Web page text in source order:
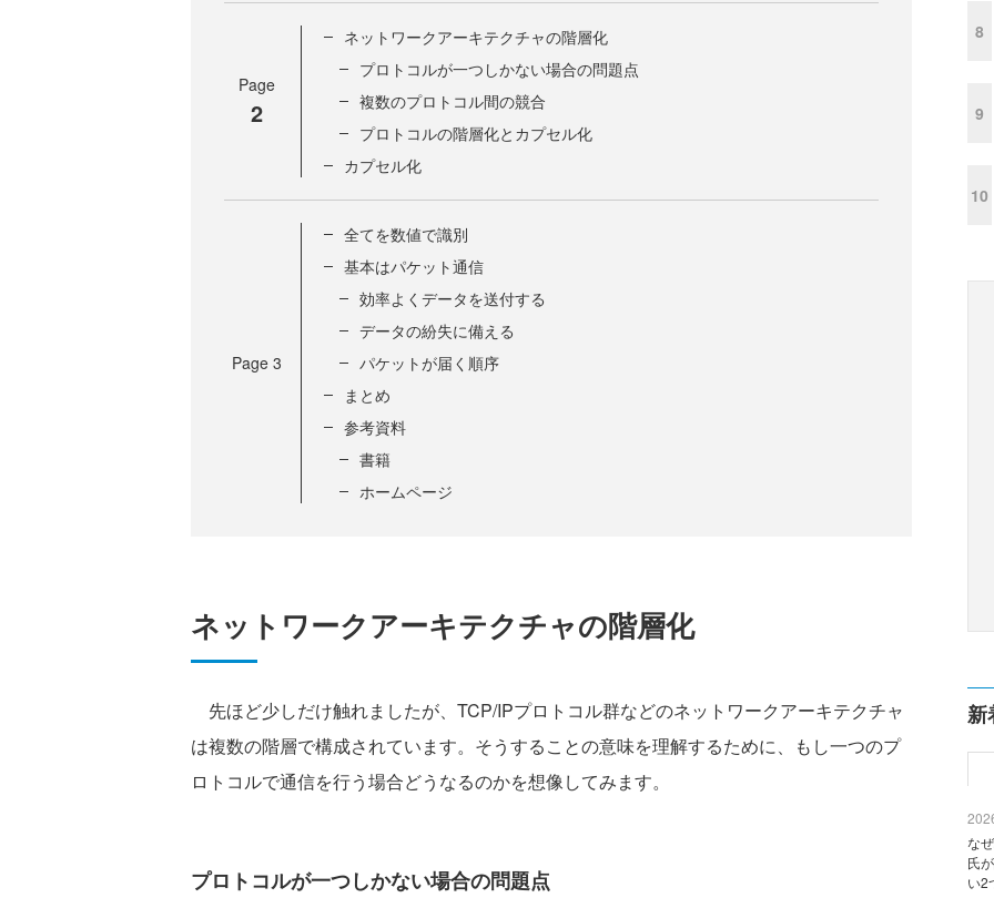
Page
2
ネットワークアーキテクチャの階層化
プロトコルが一つしかない場合の問題点
複数のプロトコル間の競合
プロトコルの階層化とカプセル化
カプセル化
Page 3
全てを数値で識別
基本はパケット通信
効率よくデータを送付する
データの紛失に備える
パケットが届く順序
まとめ
参考資料
書籍
ホームページ
ネットワークアーキテクチャの階層化
先ほど少しだけ触れましたが、TCP/IPプロトコル群などのネットワークアーキテクチャ
は複数の階層で構成されています。そうすることの意味を理解するために、もし一つのプ
ロトコルで通信を行う場合どうなるのかを想像してみます。
プロトコルが一つしかない場合の問題点
8
9
10
新
な
氏
い2